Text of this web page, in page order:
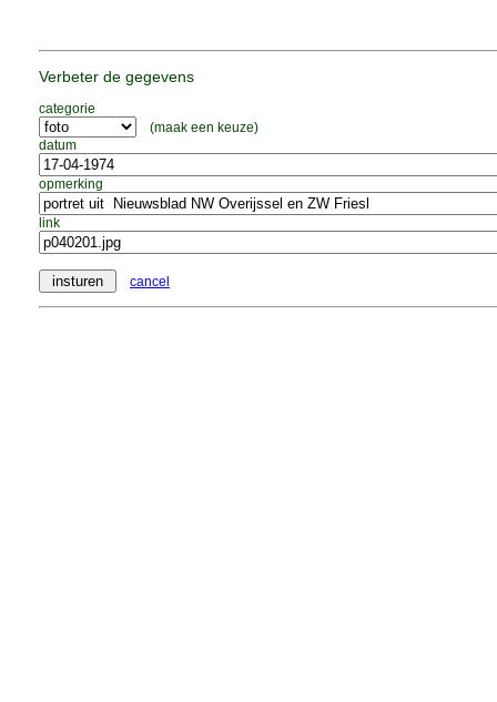
Verbeter de gegevens
categorie
(maak een keuze)
datum
opmerking
link
cancel